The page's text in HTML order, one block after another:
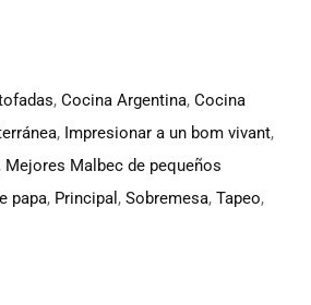
, Cocina Argentina, Cocina
, Impresionar a un bom vivant,
, Mejores Malbec de pequeños
papa, Principal , Sobremesa, Tapeo,